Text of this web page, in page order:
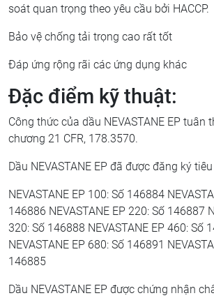
soát quan trọng theo yêu cầu bởi HACCP.
Bảo vệ chống tải trọng cao rất tốt
Đáp ứng rộng rãi các ứng dụng khác
Đặc điểm kỹ thuật:
Công thức của dầu NEVASTANE EP tuân
chương 21 CFR, 178.3570.
Dầu NEVASTANE EP đã được đăng ký
NEVASTANE EP 100: Số 146884
146886 NEVASTANE EP 220: Số 146887
320: Số 146888 NEVASTANE EP 460: Số
NEVASTANE EP 680: Số 146891
146885
Dầu NEVASTANE EP được chứng nhận